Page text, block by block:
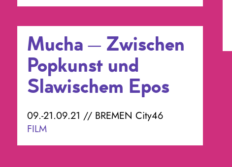
Mucha – Zwischen
Popkunst und
Slawischem Epos
09.-21.09.21 // BREMEN City46
FILM